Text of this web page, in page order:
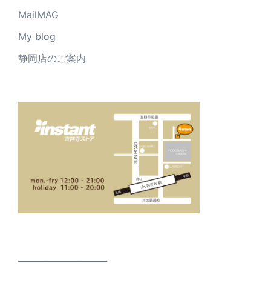
MailMAG
My blog
静岡店のご案内